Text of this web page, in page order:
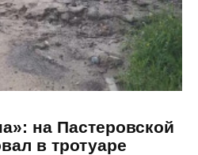
на Пастеровской
в тротуаре